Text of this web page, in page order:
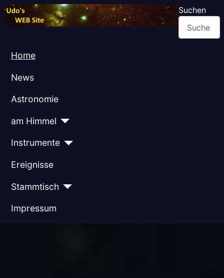
Suchen
Home
News
Astronomie
am Himmel
Instrumente
Ereignisse
Stammtisch
Impressum